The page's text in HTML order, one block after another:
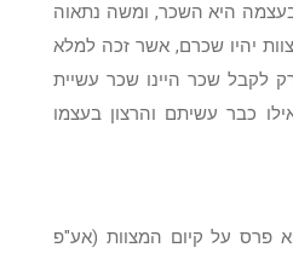
היא השכר, ומשה נתאוה
יהיו שכרם, אשר זכה למלא
לקבל שכר היינו שכר עשיית
כבר עשיתם והרצון בעצמו
פרס על קיום המצוות (אע"פ